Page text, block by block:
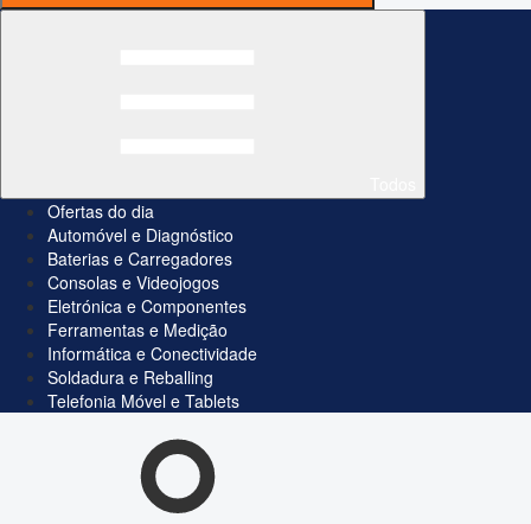
Ofertas do dia
Automóvel e Diagnóstico
Baterias e Carregadores
Consolas e Videojogos
Eletrónica e Componentes
Ferramentas e Medição
Informática e Conectividade
Soldadura e Reballing
Telefonia Móvel e Tablets